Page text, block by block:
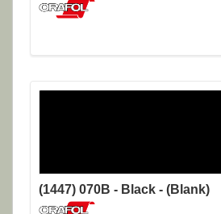
(1447) 070B - Black - (Blank)